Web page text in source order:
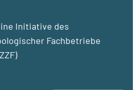
Initiative des
Fachbetriebe